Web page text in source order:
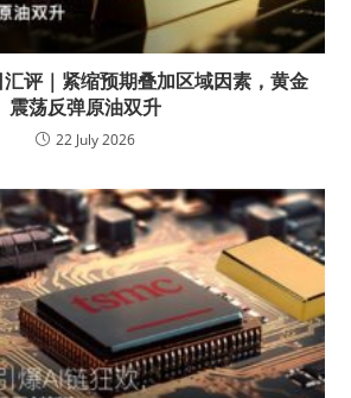
评｜紧缩预期叠加区域因素，黄金
震荡反弹原油双升
22 July 2026